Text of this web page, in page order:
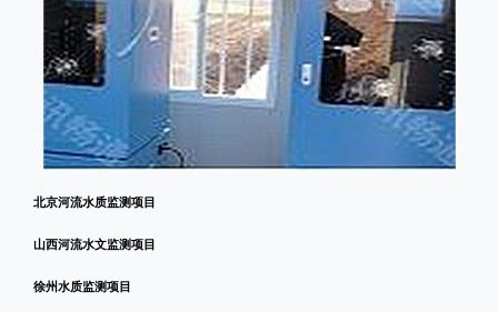
北京河流水质监测项目
山西河流水文监测项目
徐州水质监测项目